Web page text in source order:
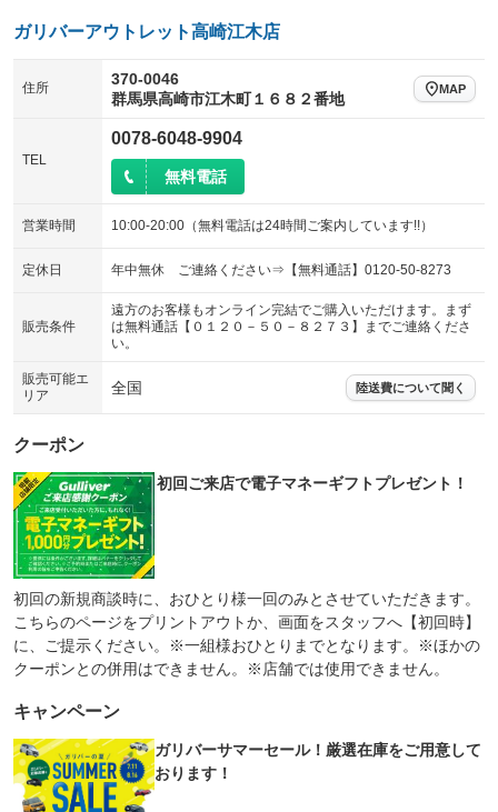
ガリバーアウトレット高崎江木店
住所
370-0046
群馬県高崎市江木町１６８２番地
MAP
TEL
0078-6048-9904
無料電話
営業時間 10:00-20:00（無料電話は24時間ご案内しています!!）
定休日 年中無休 ご連絡ください⇒【無料通話】0120-50-8273
販売条件
遠方のお客様もオンライン完結でご購入いただけます。まず
は無料通話【０１２０－５０－８２７３】までご連絡くださ
い。
販売可能エ
リア
全国 陸送費について聞く
クーポン
初回ご来店で電子マネーギフトプレゼント！
初回の新規商談時に、おひとり様一回のみとさせていただきます。
こちらのページをプリントアウトか、画面をスタッフへ【初回時】
に、ご提示ください。※一組様おひとりまでとなります。※ほかの
クーポンとの併用はできません。※店舗では使用できません。
キャンペーン
ガリバーサマーセール！厳選在庫をご用意して
おります！